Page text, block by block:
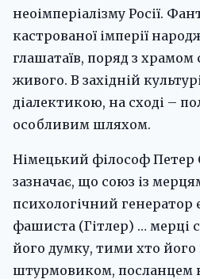
неоімперіалізму Росії.
кастрованої імперії
глашатаїв, поряд з храмом
живого. В західній
діалектикою, на сході –
особливим шляхом.
Німецький філософ Петер
зазначає, що союз із
психологічний генератор
фашиста (Гітлер) … мерці
його думку, тими хто
штурмовиком, посланцем